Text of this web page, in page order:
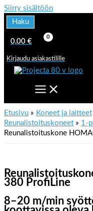
Siirry sisältöön
Haku
0,00 €
Kirjaudu asiakastilille
Etusivu Koneet ja laitteet
Reunalistoituskoneet
1-
Reunalistoituskone
380 ProfiLine
8–20 m/min